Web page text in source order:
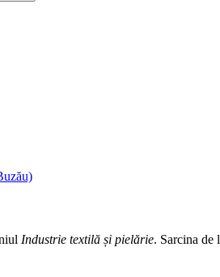
Industrie textilă și pielărie. Sarcina de